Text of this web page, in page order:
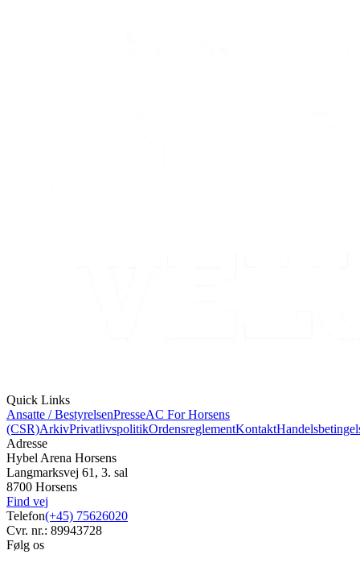
Quick Links
Ansatte / BestyrelsenPresseAC For Horsens
(CSR)ArkivPrivatlivspolitikOrdensreglementKontakt
Adresse
Hybel Arena Horsens
Langmarksvej 61, 3. sal
8700 Horsens
Find vej
Telefon(+45) 75626020
Cvr. nr.: 89943728
Følg os